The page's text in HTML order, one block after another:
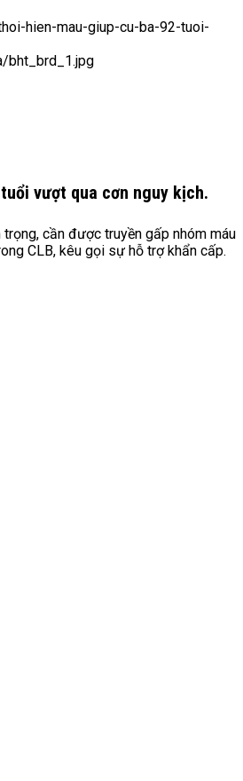
hien-mau-giup-cu-ba-92-tuoi-
bht_brd_1.jpg
vượt qua cơn nguy kịch.
cần được truyền gấp nhóm máu
CLB, kêu gọi sự hỗ trợ khẩn cấp.